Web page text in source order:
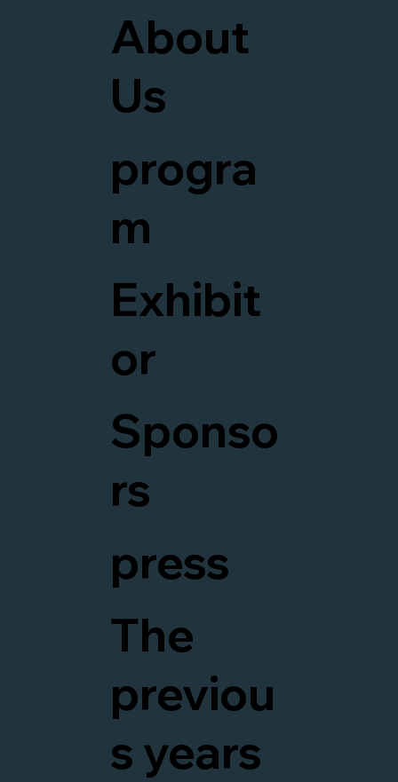
About
Us
progra
m
Exhibit
or
Sponso
rs
press
The
previou
s years